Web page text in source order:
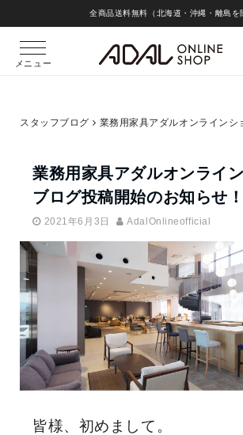
全商品送料無料（北海道・沖縄・離島を
メニュー
スタッフブログ
業務用家具アダルオンライ
ブログ投稿開始のお知らせ！
2021年6月3日 AdalOnlineofficial
皆様、初めまして。